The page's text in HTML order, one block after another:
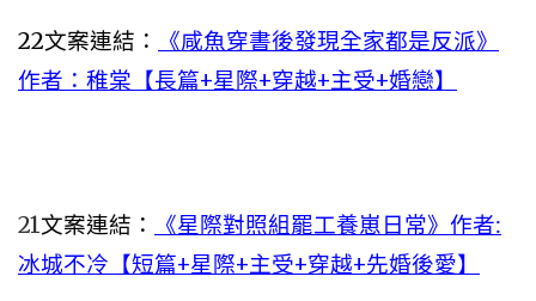
22文案連結：
《咸魚穿書後發現全家都是反派》
作者：稚棠【長篇+星際+穿越+主受+婚戀】
21文案連結：
《星際對照組罷工養崽日常》作者:
冰城不冷【短篇+星際+主受+穿越+先婚後愛】